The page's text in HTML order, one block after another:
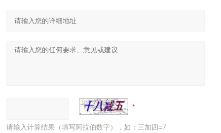
请输入计算结果（填写阿拉伯数字），如：三加四=7